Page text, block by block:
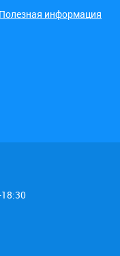
Полезная информация